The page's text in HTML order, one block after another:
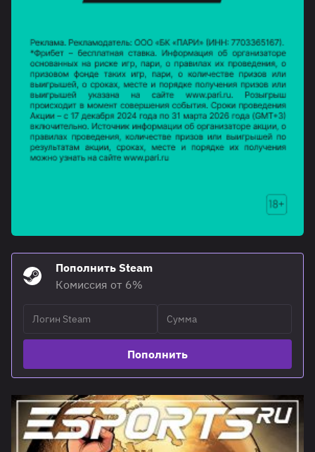
Пополнить Steam
Комиссия от 6%
Пополнить